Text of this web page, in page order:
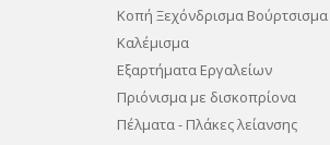
Κοπή Ξεχόνδρισμα Βούρτσισμα
Καλέμισμα
Εξαρτήματα Εργαλείων
Πριόνισμα με δισκοπρίονα
Πέλματα - Πλάκες λείανσης